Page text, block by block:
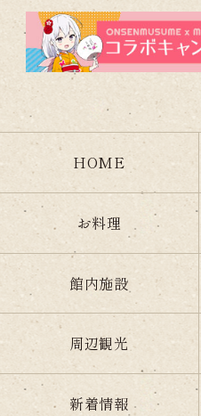
HOME
お料理
館内施設
周辺観光
新着情報